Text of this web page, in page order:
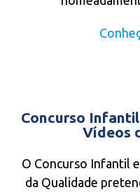
Concurso
Vídeos
O Concurso Infantil
da Qualidade